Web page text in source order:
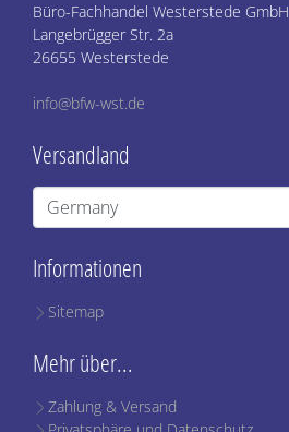
Informationen
Sitemap
Mehr über...
Zahlung & Versand
Büro-Fachhandel Westerstede GmbH
Langebrügger Str. 2a
26655 Westerstede
info@bfw-wst.de
Versandland